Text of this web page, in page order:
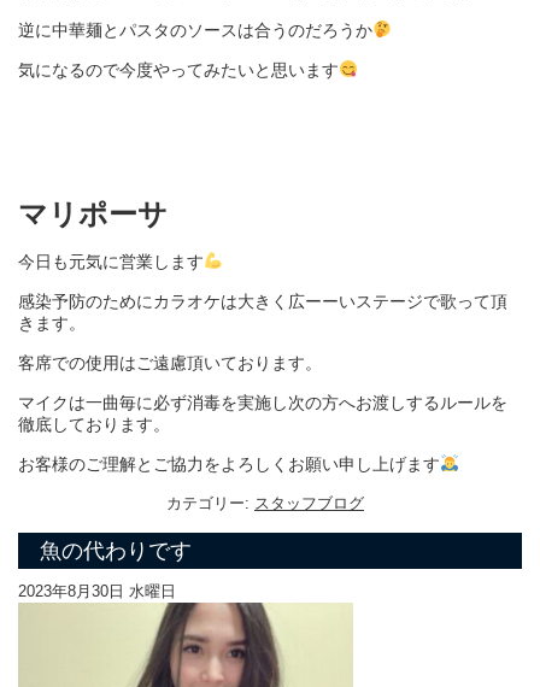
逆に中華麺とパスタのソースは合うのだろうか
気になるので今度やってみたいと思います
マリポーサ
今日も元気に営業します
感染予防のためにカラオケは大きく広ーーいステージで歌って頂
きます。
客席での使用はご遠慮頂いております。
マイクは一曲毎に必ず消毒を実施し次の方へお渡しするルールを
徹底しております。
お客様のご理解とご協力をよろしくお願い申し上げます
カテゴリー: スタッフブログ
魚の代わりです
2023年8月30日 水曜日